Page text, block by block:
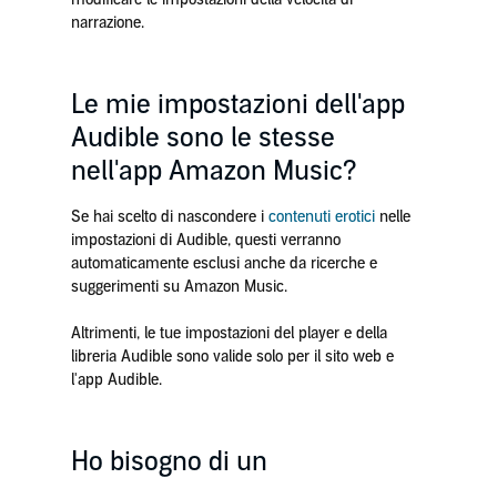
narrazione.
Le mie impostazioni dell'app
Audible sono le stesse
nell'app Amazon Music?
Se hai scelto di nascondere i contenuti eroticinelle
impostazioni di Audible, questi verranno
automaticamente esclusi anche da ricerche e
suggerimenti su Amazon Music.
Altrimenti, le tue impostazioni del player e della
libreria Audible sono valide solo per il sito web e
l'app Audible.
Ho bisogno di un